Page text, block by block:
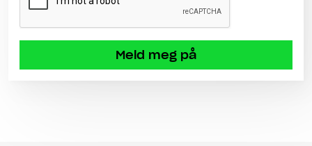
Meld meg på